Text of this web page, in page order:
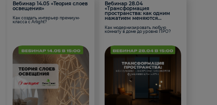
Вебинар 14.05 «Теория слоев
освещения»
Как создать интерьер премиум-
класса с Arlight?
Вебинар 28.04
«Трансформация
пространства: как одним
нажатием меняются
Как модернизировать любую
комнату в доме до уровня ПРО?